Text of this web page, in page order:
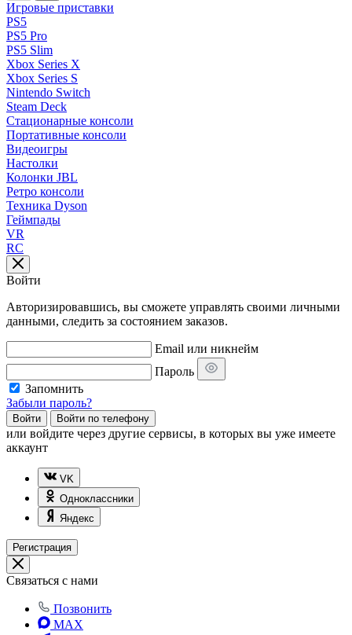
Игровые приставки
PS5
PS5 Pro
PS5 Slim
Xbox Series X
Xbox Series S
Nintendo Switch
Steam Deck
Стационарные консоли
Портативные консоли
Видеоигры
Настолки
Колонки JBL
Ретро консоли
Техника Dyson
Геймпады
VR
RC
Войти
Авторизировавшись, вы сможете управлять своими личными
данными, следить за состоянием заказов.
Email или никнейм
Пароль
Запомнить
Забыли пароль?
Войти Войти по телефону
или войдите через другие сервисы, в которых вы уже имеете
аккаунт
VK
Одноклассники
Яндекс
Регистрация
Связаться с нами
Позвонить
MAX